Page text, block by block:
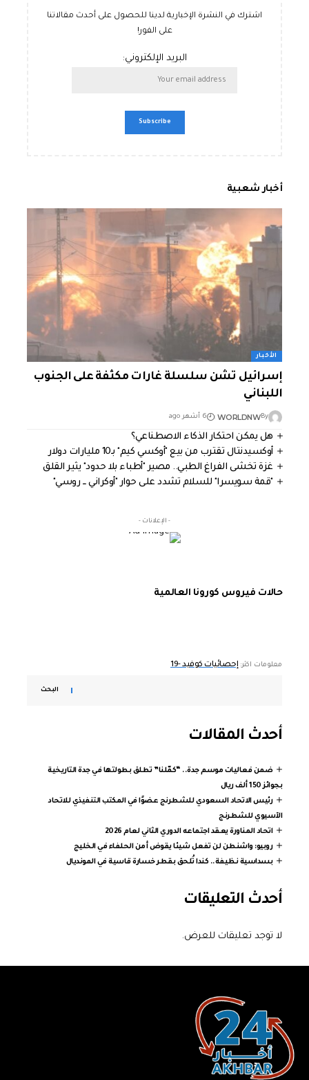
اشترك في النشرة الإخبارية لدينا للحصول على أحدث مقالاتنا
على الفور!
البريد الإلكتروني:
أخبار شعبية
الأخبار
إسرائيل تشن سلسلة غارات مكثفة على الجنوب
اللبناني
By
WORLDNW 6 أشهر ago
هل يمكن احتكار الذكاء الاصطناعي؟
أوكسيدنتال تقترب من بيع "أوكسي كيم" بـ10 مليارات دولار
غزة تخشى الفراغ الطبي.. مصير "أطباء بلا حدود" يثير القلق
"قمة سويسرا" للسلام تشدد على حوار "أوكراني ــ روسي"
- الإعلانات -
حالات فيروس كورونا العالمية
معلومات اكثر: إحصائيات كوفيد -19
البحث
أحدث المقالات
ضمن فعاليات موسم جدة.. “كمّلنا” تطلق بطولتها في جدة التاريخية
بجوائز 150 ألف ريال
رئيس الاتحاد السعودي للشطرنج عضوًا في المكتب التنفيذي للاتحاد
الآسيوي للشطرنج
اتحاد المناورة يعقد اجتماعه الدوري الثاني لعام 2026
روبيو: واشنطن لن تفعل شيئا يقوض أمن الحلفاء في الخليج
بسداسية نظيفة.. كندا تُلحق بقطر خسارة قاسية في المونديال
أحدث التعليقات
لا توجد تعليقات للعرض.